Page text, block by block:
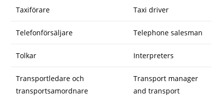
Taxiförare Taxi driver
Telefonförsäljare Telephone salesman
Tolkar Interpreters
Transportledare och
transportsamordnare
Transport manager
and transport